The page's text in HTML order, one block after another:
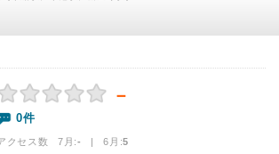
－
0件
クセス数 7月:- | 6月:5